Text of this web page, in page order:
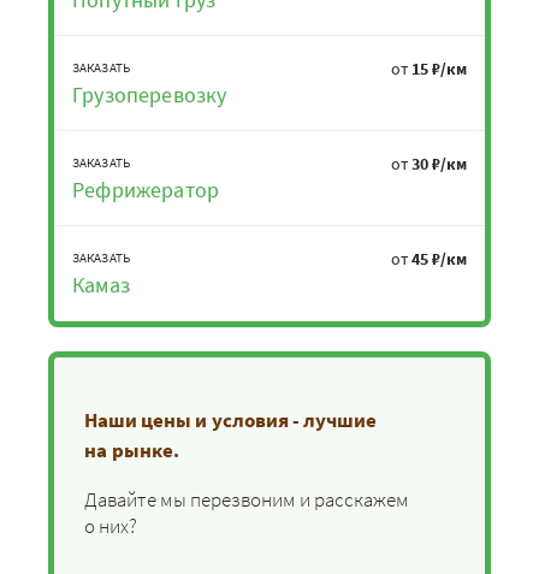
ЗАКАЗАТЬ
Грузоперевозку
от 15 ₽/км
ЗАКАЗАТЬ
Рефрижератор
от30 ₽/км
ЗАКАЗАТЬ
Камаз
от45 ₽/км
Наши цены и условия - лучшие
на рынке.
Давайте мы перезвоним и расскажем
о них?